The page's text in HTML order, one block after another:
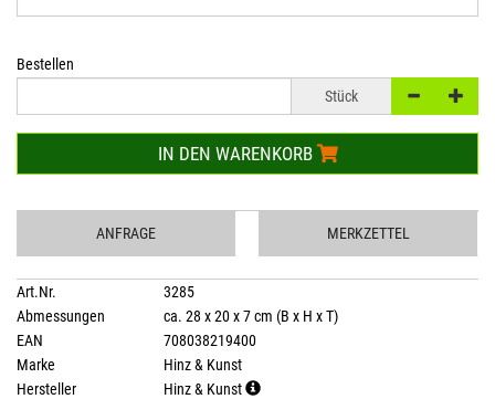
Bestellen
Stück
IN DEN WARENKORB
ANFRAGE MERKZETTEL
Art.Nr.
3285
Abmessungen
ca. 28 x 20 x 7 cm (B x H x T)
EAN
708038219400
Marke
Hinz & Kunst
Hersteller
Hinz & Kunst